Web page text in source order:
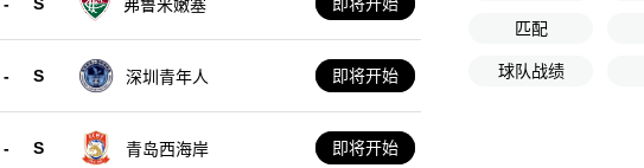
- S 弗鲁米嫩塞 即将开始
- S 深圳青年人 即将开始
- S 青岛西海岸 即将开始
匹配
球队战绩